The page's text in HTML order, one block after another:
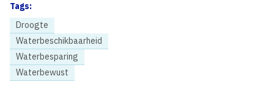
Home Nieuws Politiek mist urgentie watertransitie
Tags:
Droogte
Waterbeschikbaarheid
Waterbesparing
Waterbewust